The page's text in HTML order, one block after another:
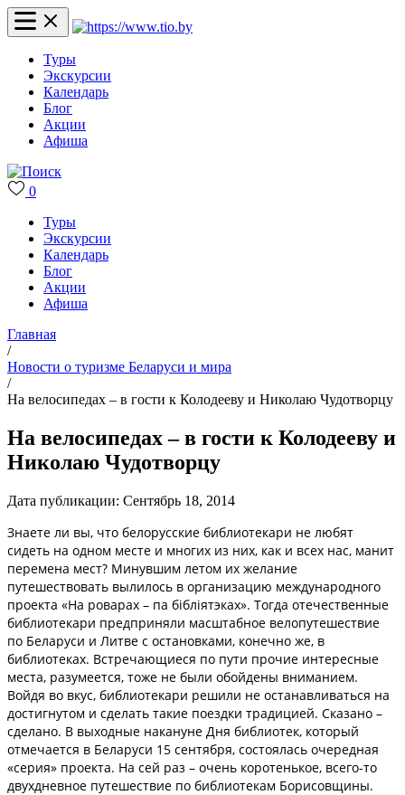
Туры
Экскурсии
Календарь
Блог
Акции
Афиша
0
Туры
Экскурсии
Календарь
Блог
Акции
Афиша
Главная
/
Новости о туризме Беларуси и мира
/
На велосипедах – в гости к Колодееву и Николаю Чудотворцу
На велосипедах – в гости к Колодееву и
Николаю Чудотворцу
Дата публикации: Сентябрь 18, 2014
Знаете ли вы, что белорусские библиотекари не любят
сидеть на одном месте и многих из них, как и всех нас, манит
перемена мест? Минувшим летом их желание
путешествовать вылилось в организацию международного
проекта «На роварах – па бiблiятэках». Тогда отечественные
библиотекари предприняли масштабное велопутешествие
по Беларуси и Литве с остановками, конечно же, в
библиотеках. Встречающиеся по пути прочие интересные
места, разумеется, тоже не были обойдены вниманием.
Войдя во вкус, библиотекари решили не останавливаться на
достигнутом и сделать такие поездки традицией. Сказано –
сделано. В выходные накануне Дня библиотек, который
отмечается в Беларуси 15 сентября, состоялась очередная
«серия» проекта. На сей раз – очень коротенькое, всего-то
двухдневное путешествие по библиотекам Борисовщины.